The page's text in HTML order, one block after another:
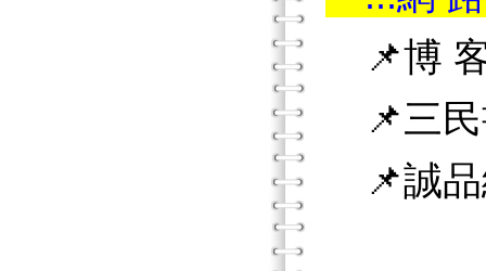
📌博
📌三民
📌誠品